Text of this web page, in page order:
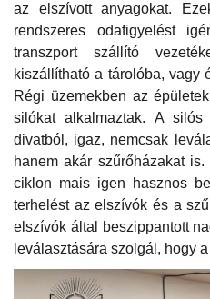
az elszívott anyagokat.
rendszeres odafigyelést
transzport szállító
kiszállítható a tárolóba, vagy
Régi üzemekben az
silókat alkalmaztak. A
divatból, igaz, nemcsak
hanem akár szűrőházakat
ciklon mais igen hasznos
terhelést az elszívók és a
elszívók által beszippantott
leválasztására szolgál, hogy